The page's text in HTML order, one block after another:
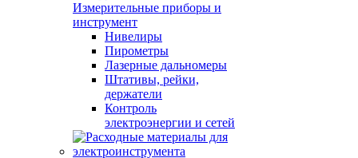
Измерительные приборы и
инструмент
Нивелиры
Пирометры
Лазерные дальномеры
Штативы, рейки,
держатели
Контроль
электроэнергии и сетей